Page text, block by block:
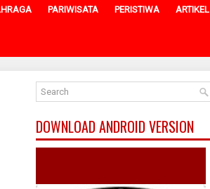
PARIWISATA PERISTIWA ARTIKEL
DOWNLOAD ANDROID VERSION